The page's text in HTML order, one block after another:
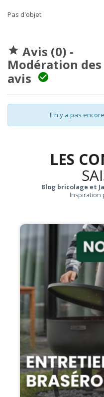
Pas d'objet
 Avis (0) -
Modération des
avis

Il n'y a pas
LES
Blog bricolage et
Inspiration